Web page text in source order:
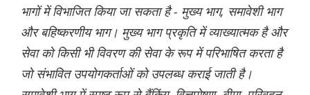
भागों में विभाजित किया जा सकता है - मुख्य भाग, समावेशी भाग
और बहिष्करणीय भाग। मुख्य भाग प्रकृति में व्याख्यात्मक है और
सेवा को किसी भी विवरण की सेवा के रूप में परिभाषित करता है
जो संभावित उपयोगकर्ताओं को उपलब्ध कराई जाती है।